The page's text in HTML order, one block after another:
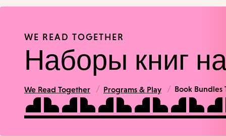
WE READ TOGETHER
Наборы книг
We Read Together / Programs & Play / Book Bundles